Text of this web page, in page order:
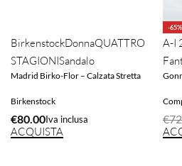
BirkenstockDonnaQUATTRO
STAGIONISandalo
Madrid Birko-Flor – Calzata Stretta
Birkenstock
€80.00Iva inclusa
ACQUISTA
-
A-I
€